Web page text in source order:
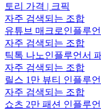
토리 가격 | 크픽
자주 검색되는 조합
유튜브 매크로인플루
자주 검색되는 조합
틱톡 나노인플루언서
자주 검색되는 조합
릴스 1만 뷰티 인플루
자주 검색되는 조합
쇼츠 2만 패션 인플루